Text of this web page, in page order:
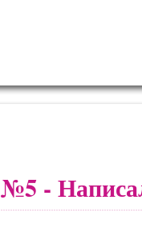
№5 -